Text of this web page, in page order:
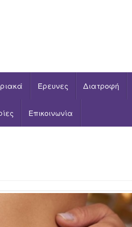
Έρευνες Διατροφή
Επικοινωνία